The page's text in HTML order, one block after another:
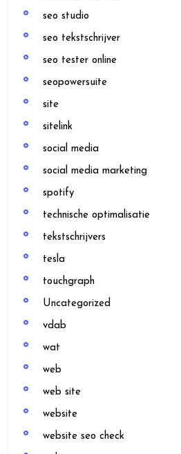
seo studio
seo tekstschrijver
seo tester online
seopowersuite
site
sitelink
social media
social media marketing
spotify
technische optimalisatie
tekstschrijvers
tesla
touchgraph
Uncategorized
vdab
wat
web
web site
website
website seo check